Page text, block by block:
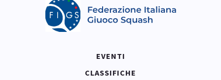
EVENTI
CLASSIFICHE